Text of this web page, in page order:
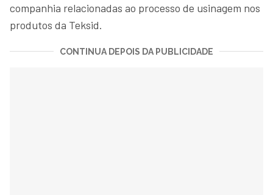
companhia relacionadas ao processo de usinagem nos
produtos da Teksid.
CONTINUA DEPOIS DA PUBLICIDADE